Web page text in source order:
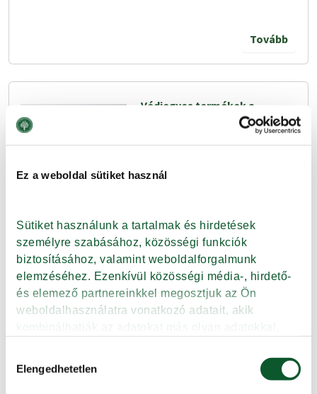
Ez a weboldal sütiket használ
Sütiket használunk a tartalmak és hirdetések
személyre szabásához, közösségi funkciók
biztosításához, valamint weboldalforgalmunk
elemzéséhez. Ezenkívül közösségi média-, hirdető-
és elemező partnereinkkel megosztjuk az Ön
weboldalhasználatra vonatkozó adatait, akik
kiválasztása
Elengedhetetlen
Tovább
Védjegyes termékek a
A közétkeztetési tárgyú
pontot jelent, ha valaki KMÉ-
Tovább
Védjegyes termékeket a
Gyermeked, családtagod vagy
akár te is a menzán eszel?